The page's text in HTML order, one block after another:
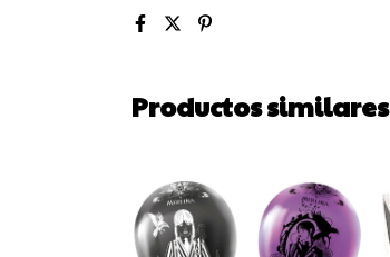
Productos similares